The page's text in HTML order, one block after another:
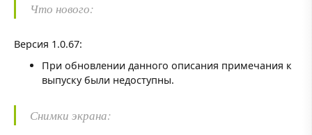
Что нового:
Версия 1.0.67:
При обновлении данного описания примечания к
выпуску были недоступны.
Снимки экрана: